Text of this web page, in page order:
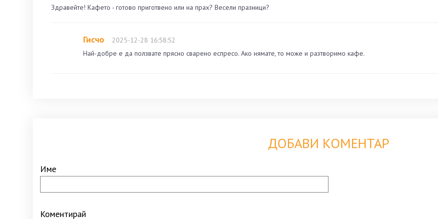
Здравейте! Кафето - готово приготвено или на прах? Весели празници?
Гисчо
2025-12-28 16:58:52
Най-добре е да ползвате прясно сварено еспресо. Ако нямате, то може и разтворимо кафе.
ДОБАВИ КОМЕНТАР
Име
Коментирай